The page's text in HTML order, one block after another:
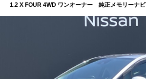
1.2 X FOUR 4WD ワンオーナー 純正メモリーナビ